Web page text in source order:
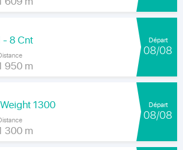
- 8 Cnt
950 m
Départ
08/08
1300
300 m
Départ
08/08